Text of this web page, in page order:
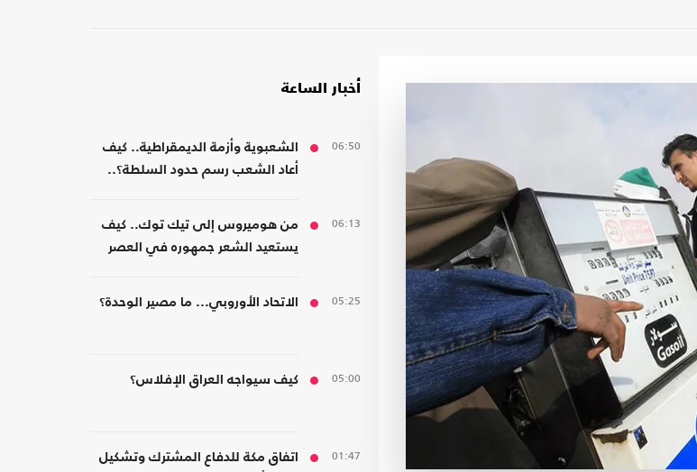
أخبار الساعة
06:50
الشعبوية وأزمة الديمقراطية.. كيف
أعاد الشعب رسم حدود السلطة؟..
06:13
من هوميروس إلى تيك توك.. كيف
يستعيد الشعر جمهوره في العصر
05:25 الاتحاد الأوروبي... ما مصير الوحدة؟
05:00 كيف سيواجه العراق الإفلاس؟
01:47
اتفاق مكة للدفاع المشترك وتشكيل